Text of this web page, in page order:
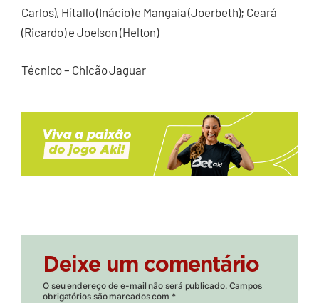
Carlos), Hítallo (Inácio) e Mangaia (Joerbeth); Ceará
(Ricardo) e Joelson (Helton)
Técnico – Chicão Jaguar
Deixe um comentário
O seu endereço de e-mail não será publicado. Campos
obrigatórios são marcados com *